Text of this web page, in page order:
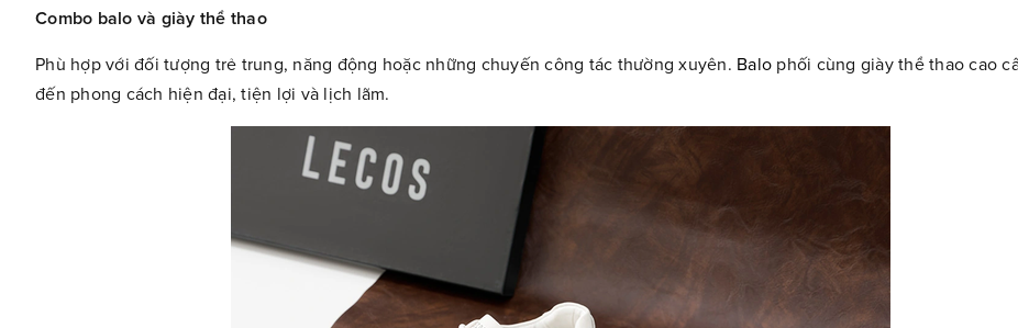
Combo balo và giày thể thao
Phù hợp với đối tượng trẻ trung, năng động hoặc những chuyến công tác thường xuyên. Balo phối cùng giày thể thao cao
đến phong cách hiện đại, tiện lợi và lịch lãm.